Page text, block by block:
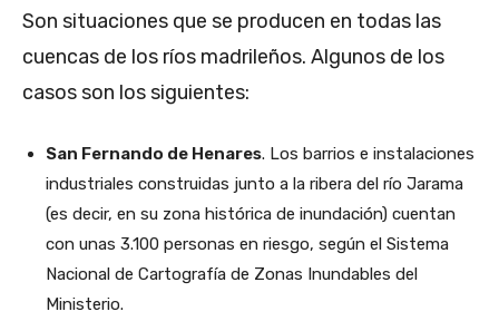
Son situaciones que se producen en todas las
cuencas de los ríos madrileños. Algunos de los
casos son los siguientes:
San Fernando de Henares. Los barrios e instalaciones
industriales construidas junto a la ribera del río Jarama
(es decir, en su zona histórica de inundación) cuentan
con unas 3.100 personas en riesgo, según el Sistema
Nacional de Cartografía de Zonas Inundables del
Ministerio.